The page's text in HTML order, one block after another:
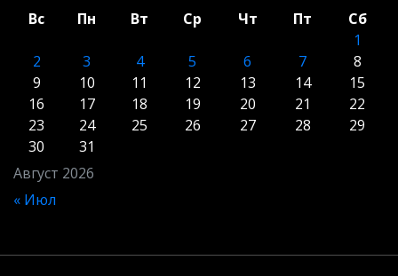
Август 2026
Вс Пн Вт Ср Чт Пт
Сб
1
2
3 4 5 6 7
8
9
10 11 12 13 14
15
16
17 18 19 20 21
22
23
24 25 26 27 28
29
30
31
« Июл